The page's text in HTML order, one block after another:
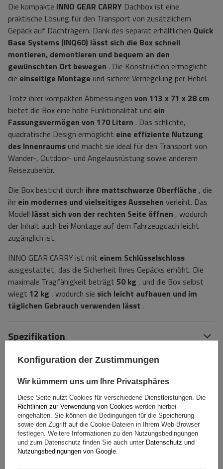
Die kompakte INNO GEAR CARRY Dachbox ist eine
praktische Lösung für den Transport von zusätzlichem
Gepäck auf Dachträgern. Dank des separat erhältlichen Quick
Base Systems (INQ60) lässt sich die Box schnell
montieren, demontieren und bequem an den
gewünschten Ort bewegen . Die Konstruktion ermöglicht
die einseitige Montage und sichere Verriegelung per Hebel.
Trotz ihrer kompakten Abmessungen von 113 x 71 x 28 cm
bietet die Box eine hohe Funktionalität und ein
Fassungsvermögen von 170 Litern . Das schlichte,
quadratische Design ermöglicht eine effiziente Nutzung
des Innenraums und macht sie ideal für den Transport von
Wander-, Outdoor- und Angelausrüstung sowie anderem
Reisezubehör.
Die Box besticht durch ihre mattschwarze Oberfläche , die
ihr ein modernes und vielseitiges Aussehen verleiht. Das
Modell lässt sich von der rechten Seite öffnen , wodurch
der Inhalt auch bei Montage auf dem Fahrzeugdach leicht
zugänglich ist.
INNO GEAR CARRY ist mit einem Schlüsselschloss
ausgestattet, das die Sicherheit Ihres Gepäcks erhöht. Die
maximale Tragfähigkeit beträgt 50 kg , und die Box selbst
wiegt 12 kg , wodurch sie sich leicht aufbauen und im
täglichen Gebrauch verwenden lässt .
Spezifikation
Das Produkt passt zu Autos
Stelle eine Frage
Bewertungen(0)
Konfiguration der Zustimmungen
Wir kümmern uns um Ihre Privatsphäres
Diese Seite nutzt Cookies für verschiedene Dienstleistungen. Die
Richtlinien zur Verwendung von Cookies werden hierbei
eingehalten. Sie können die Bedingungen für die Speicherung
sowie den Zugriff auf die Cookie-Dateien in Ihrem Web-Browser
festlegen. Weitere Informationen zu den Nutzungsbedingungen
und zum Datenschutz finden Sie auch unter Datenschutz und
Nutzungsbedingungen von Google